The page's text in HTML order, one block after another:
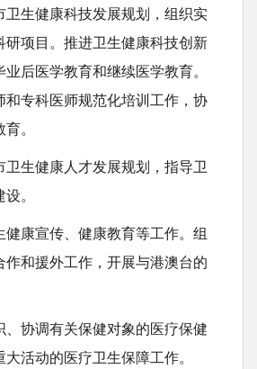
卫生健康科技发展规划，组织实
研项目。推进卫生健康科技创新
后医学教育和继续医学教育。
和专科医师规范化培训工作，协
。
卫生健康人才发展规划，指导卫
。
健康宣传、健康教育等工作。组
作和援外工作，开展与港澳台的
、协调有关保健对象的医疗保健
活动的医疗卫生保障工作。